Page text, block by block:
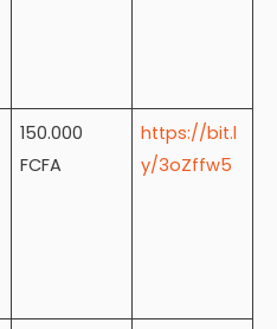
150.000
FCFA
https://bit.l
y/3oZffw5